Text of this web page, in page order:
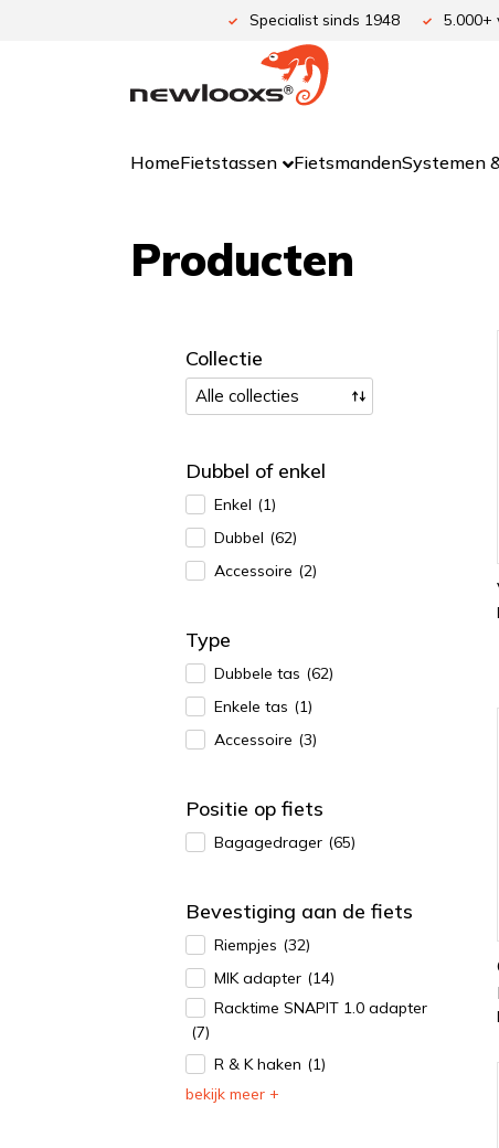
Specialist sinds 1948 5.000+
HomeFietstassen FietsmandenSystemen
Producten
Collectie
Dubbel of enkel
Enkel (1)
Dubbel (62)
Accessoire (2)
Type
Dubbele tas (62)
Enkele tas (1)
Accessoire (3)
Positie op fiets
Bagagedrager (65)
Bevestiging aan de fiets
Riempjes (32)
MIK adapter (14)
Racktime SNAPIT 1.0 adapter
(7)
R & K haken (1)
bekijk meer +